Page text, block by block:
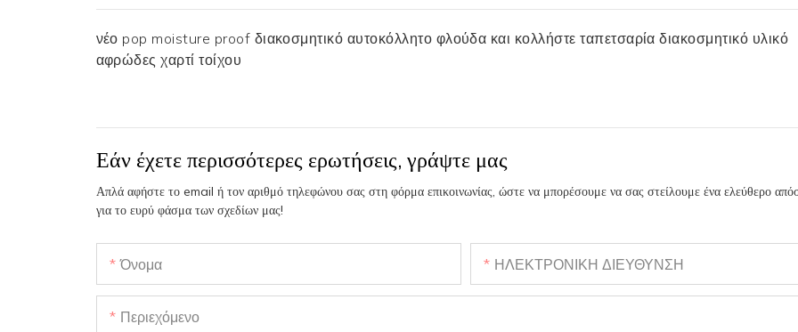
νέο pop moisture proof διακοσμητικό αυτοκόλλητο φλούδα και κολλήστε ταπετσαρία διακοσμητικό υλικό
αφρώδες χαρτί τοίχου
Εάν έχετε περισσότερες ερωτήσεις, γράψτε μας
Απλά αφήστε το email ή τον αριθμό τηλεφώνου σας στη φόρμα επικοινωνίας, ώστε να μπορέσουμε να σας στείλουμε ένα ελεύθερο
για το ευρύ φάσμα των σχεδίων μας!
Όνομα ΗΛΕΚΤΡΟΝΙΚΗ ΔΙΕΥΘΥΝΣΗ
Περιεχόμενο